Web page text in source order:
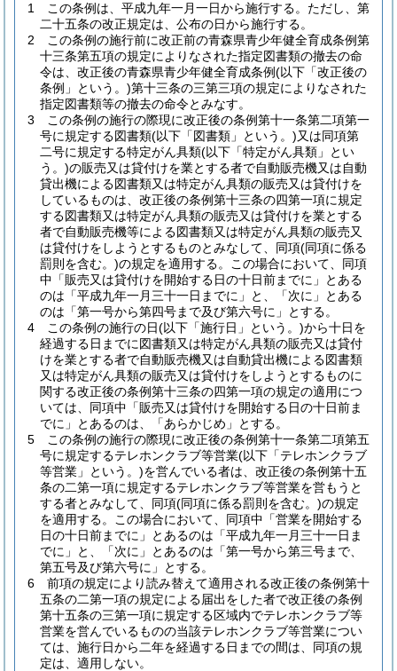
1
この条例は、平成九年一月一日から施行する。 ただし、第
二十五条の改正規定は、公布の日から施行する。
2
この条例の施行前に改正前の青森県青少年健全育成条例第
十三条第五項の規定によりなされた指定図書類の撤去の命
令は、改正後の青森県青少年健全育成条例(以下「改正後の
条例」という。)第十三条の三第三項の規定によりなされた
指定図書類等の撤去の命令とみなす。
3
この条例の施行の際現に改正後の条例第十一条第二項第一
号に規定する図書類(以下「図書類」という。)又は同項第
二号に規定する特定がん具類(以下「特定がん具類」とい
う。)の販売又は貸付けを業とする者で自動販売機又は自動
貸出機による図書類又は特定がん具類の販売又は貸付けを
しているものは、改正後の条例第十三条の四第一項に規定
する図書類又は特定がん具類の販売又は貸付けを業とする
者で自動販売機等による図書類又は特定がん具類の販売又
は貸付けをしようとするものとみなして、同項(同項に係る
罰則を含む。)の規定を適用する。
この場合において、同項
中「販売又は貸付けを開始する日の十日前までに」とある
のは「平成九年一月三十一日までに」と、「次に」とある
のは「第一号から第四号まで及び第六号に」とする。
4
この条例の施行の日(以下「施行日」という。)から十日を
経過する日までに図書類又は特定がん具類の販売又は貸付
けを業とする者で自動販売機又は自動貸出機による図書類
又は特定がん具類の販売又は貸付けをしようとするものに
関する改正後の条例第十三条の四第一項の規定の適用につ
いては、同項中「販売又は貸付けを開始する日の十日前ま
でに」とあるのは、「あらかじめ」とする。
5
この条例の施行の際現に改正後の条例第十一条第二項第五
号に規定するテレホンクラブ等営業(以下「テレホンクラブ
等営業」という。)を営んでいる者は、改正後の条例第十五
条の二第一項に規定するテレホンクラブ等営業を営もうと
する者とみなして、同項(同項に係る罰則を含む。)の規定
を適用する。
この場合において、同項中「営業を開始する
日の十日前までに」とあるのは「平成九年一月三十一日ま
でに」と、「次に」とあるのは「第一号から第三号まで、
第五号及び第六号に」とする。
6
前項の規定により読み替えて適用される改正後の条例第十
五条の二第一項の規定による届出をした者で改正後の条例
第十五条の三第一項に規定する区域内でテレホンクラブ等
営業を営んでいるものの当該テレホンクラブ等営業につい
ては、施行日から二年を経過する日までの間は、同項の規
定は、適用しない。